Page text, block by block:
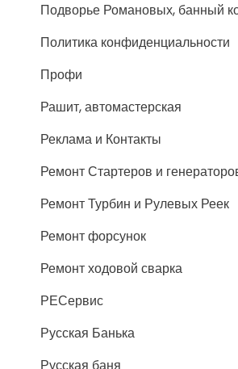
Подворье Романовых, банный
Политика конфиденциальности
Профи
Рашит, автомастерская
Реклама и Контакты
Ремонт Стартеров и
Ремонт Турбин и Рулевых Реек
Ремонт форсунок
Ремонт ходовой сварка
РЕСервис
Русская Банька